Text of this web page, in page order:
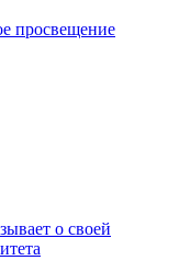
просвещение
о своей